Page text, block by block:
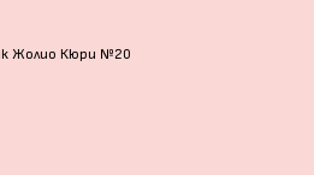
Жолио Кюри №20